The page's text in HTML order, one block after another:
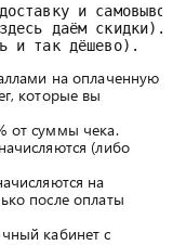
и
даём скидки).
на оплаченную
которые вы
от суммы чека.
(либо
на
после оплаты
кабинет с